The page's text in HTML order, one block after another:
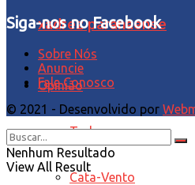
xadrez paranaense
Opinião
Tudo
Cata-Vento
Siga-nos no Facebook
Sobre Nós
Anuncie
Fale Conosco
© 2021 - Desenvolvido por
Nenhum Resultado
View All Result